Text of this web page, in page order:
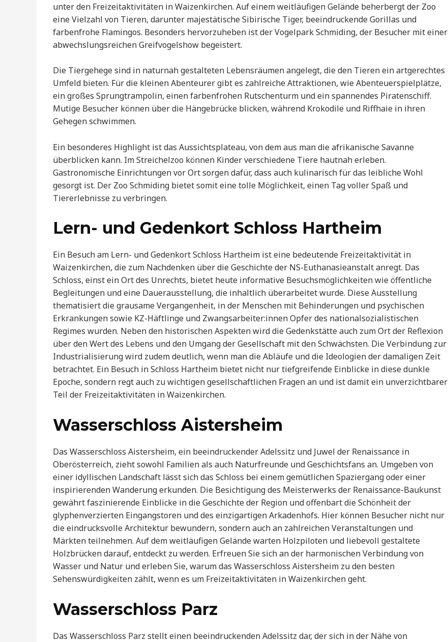
unter den Freizeitaktivitäten in Waizenkirchen. Auf einem weitläufigen Gelände beherbergt der Zoo
eine Vielzahl von Tieren, darunter majestätische Sibirische Tiger, beeindruckende Gorillas und
farbenfrohe Flamingos. Besonders hervorzuheben ist der Vogelpark Schmiding, der Besucher mit einer
abwechslungsreichen Greifvogelshow begeistert.
Die Tiergehege sind in naturnah gestalteten Lebensräumen angelegt, die den Tieren ein artgerechtes
Umfeld bieten. Für die kleinen Abenteurer gibt es zahlreiche Attraktionen, wie Abenteuerspielplätze,
ein großes Sprungtrampolin, einen farbenfrohen Rutschenturm und ein spannendes Piratenschiff.
Mutige Besucher können über die Hängebrücke blicken, während Krokodile und Riffhaie in ihren
Gehegen schwimmen.
Ein besonderes Highlight ist das Aussichtsplateau, von dem aus man die afrikanische Savanne
überblicken kann. Im Streichelzoo können Kinder verschiedene Tiere hautnah erleben.
Gastronomische Einrichtungen vor Ort sorgen dafür, dass auch kulinarisch für das leibliche Wohl
gesorgt ist. Der Zoo Schmiding bietet somit eine tolle Möglichkeit, einen Tag voller Spaß und
Tiererlebnisse zu verbringen.
Lern- und Gedenkort Schloss Hartheim
Ein Besuch am Lern- und Gedenkort Schloss Hartheim ist eine bedeutende Freizeitaktivität in
Waizenkirchen, die zum Nachdenken über die Geschichte der NS-Euthanasieanstalt anregt. Das
Schloss, einst ein Ort des Unrechts, bietet heute informative Besuchsmöglichkeiten wie öffentliche
Begleitungen und eine Dauerausstellung, die inhaltlich überarbeitet wurde. Diese Ausstellung
thematisiert die grausame Vergangenheit, in der Menschen mit Behinderungen und psychischen
Erkrankungen sowie KZ-Häftlinge und Zwangsarbeiter:innen Opfer des nationalsozialistischen
Regimes wurden. Neben den historischen Aspekten wird die Gedenkstätte auch zum Ort der Reflexion
über den Wert des Lebens und den Umgang der Gesellschaft mit den Schwächsten. Die Verbindung zur
Industrialisierung wird zudem deutlich, wenn man die Abläufe und die Ideologien der damaligen Zeit
betrachtet. Ein Besuch in Schloss Hartheim bietet nicht nur tiefgreifende Einblicke in diese dunkle
Epoche, sondern regt auch zu wichtigen gesellschaftlichen Fragen an und ist damit ein unverzichtbarer
Teil der Freizeitaktivitäten in Waizenkirchen.
Wasserschloss Aistersheim
Das Wasserschloss Aistersheim, ein beeindruckender Adelssitz und Juwel der Renaissance in
Oberösterreich, zieht sowohl Familien als auch Naturfreunde und Geschichtsfans an. Umgeben von
einer idyllischen Landschaft lässt sich das Schloss bei einem gemütlichen Spaziergang oder einer
inspirierenden Wanderung erkunden. Die Besichtigung des Meisterwerks der Renaissance-Baukunst
gewährt faszinierende Einblicke in die Geschichte der Region und offenbart die Schönheit der
glyphenverzierten Eingangstoren und des einzigartigen Arkadenhofs. Hier können Besucher nicht nur
die eindrucksvolle Architektur bewundern, sondern auch an zahlreichen Veranstaltungen und
Märkten teilnehmen. Auf dem weitläufigen Gelände warten Holzpiloten und liebevoll gestaltete
Holzbrücken darauf, entdeckt zu werden. Erfreuen Sie sich an der harmonischen Verbindung von
Wasser und Natur und erleben Sie, warum das Wasserschloss Aistersheim zu den besten
Sehenswürdigkeiten zählt, wenn es um Freizeitaktivitäten in Waizenkirchen geht.
Wasserschloss Parz
Das Wasserschloss Parz stellt einen beeindruckenden Adelssitz dar, der sich in der Nähe von